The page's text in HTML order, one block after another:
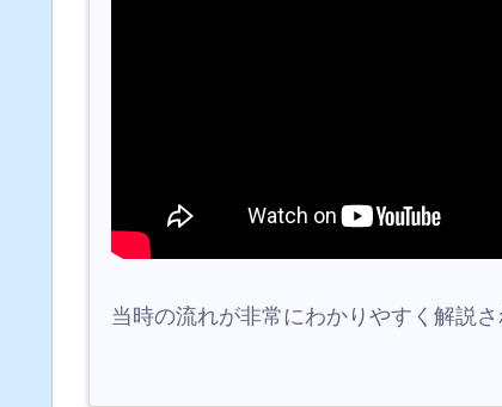
当時の流れが非常にわかりやすく解説